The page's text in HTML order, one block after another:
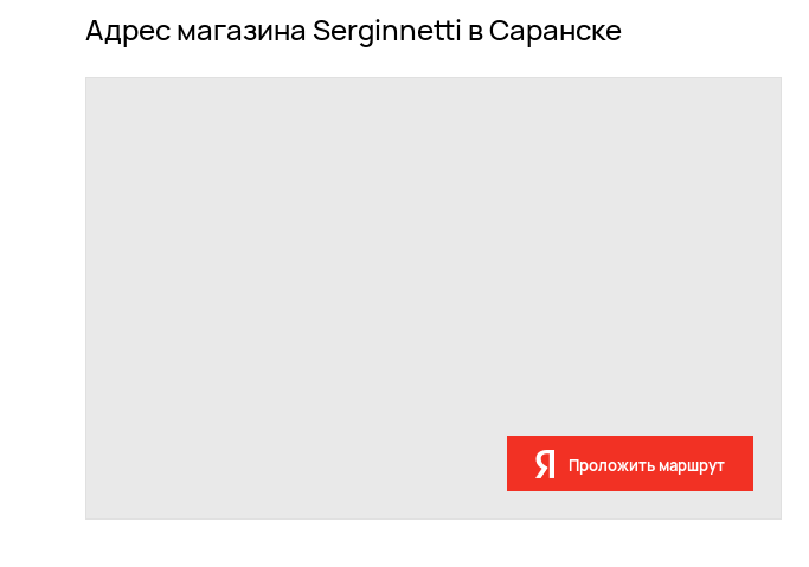
Адрес магазина Serginnetti в Саранске
Проложить маршрут